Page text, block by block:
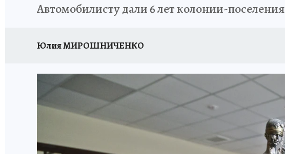
Автомобилисту дали 6 лет колонии-поселения
Юлия МИРОШНИЧЕНКО